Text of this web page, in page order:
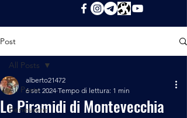
Post
All Posts
Benessere
All Posts
Le Piramidi di Montevecchia
alberto21472
6 set 2024 Tempo di lettura: 1 min